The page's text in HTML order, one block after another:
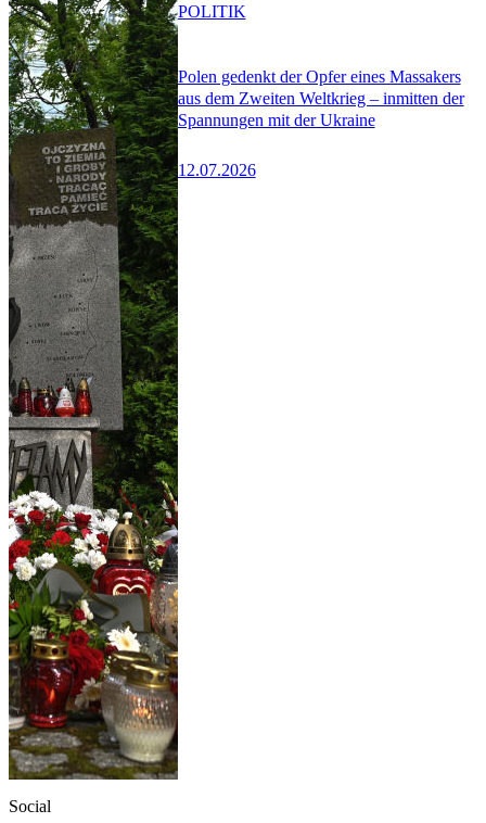
Polen gedenkt der Opfer eines Massakers
aus dem Zweiten Weltkrieg – inmitten der
Spannungen mit der Ukraine
12.07.2026
POLITIK
Social